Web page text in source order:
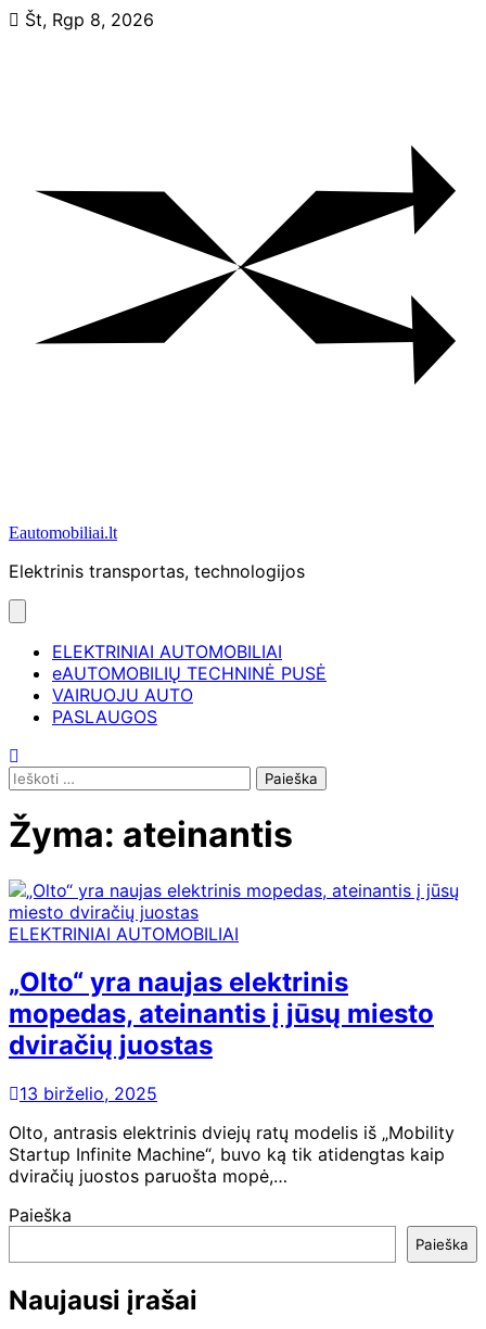
SkipŠt, Rgp 8, 2026
Eautomobiliai.lt
Elektrinis transportas, technologijos
ELEKTRINIAI AUTOMOBILIAI
eAUTOMOBILIŲ TECHNINĖ PUSĖ
VAIRUOJU AUTO
PASLAUGOS
Ieškoti:
Žyma: ateinantis
ELEKTRINIAI AUTOMOBILIAI
„Olto“ yra naujas elektrinis
mopedas, ateinantis į jūsų miesto
dviračių juostas
13 birželio, 2025
Olto, antrasis elektrinis dviejų ratų modelis iš „Mobility
Startup Infinite Machine“, buvo ką tik atidengtas kaip
dviračių juostos paruošta mopė,…
Paieška
Paieška
Naujausi įrašai